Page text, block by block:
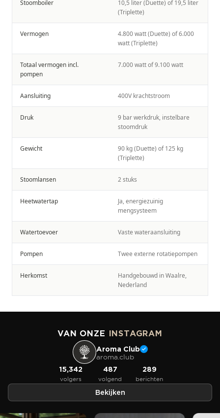
Stoomboiler
10,5 liter (Duette) of 19,5 liter
(Triplette)
Vermogen
4.800 watt (Duette) of 6.000
watt (Triplette)
Totaal vermogen incl.
pompen
7.000 watt of 9.100 watt
Aansluiting 400V krachtstroom
Druk
9 bar werkdruk, instelbare
stoomdruk
Gewicht
90 kg (Duette) of 125 kg
(Triplette)
Stoomlansen 2 stuks
Heetwatertap
Ja, energiezuinig
mengsysteem
Watertoevoer Vaste wateraansluiting
Pompen Twee externe rotatiepompen
Herkomst
Handgebouwd in Waalre,
Nederland
VAN ONZE INSTAGRAM
Aroma Club
aroma.club
15,342
volgers
487
volgend
289
berichten
Bekijken